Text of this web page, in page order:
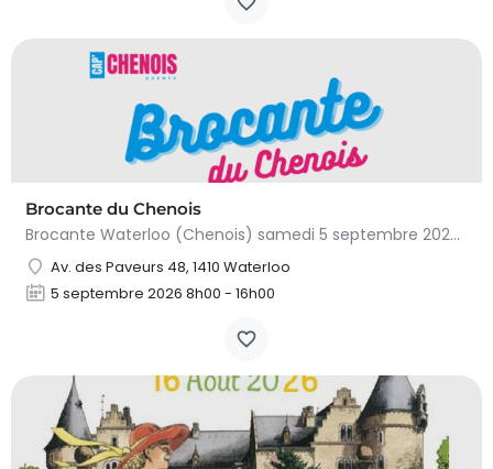
Brocante du Chenois
Brocante Waterloo (Chenois) samedi 5 septembre 2026 (8 à 16h) L’asbl Cap’Chenois vous propose de vendre et…
Av. des Paveurs 48, 1410 Waterloo
5 septembre 2026 8h00 - 16h00